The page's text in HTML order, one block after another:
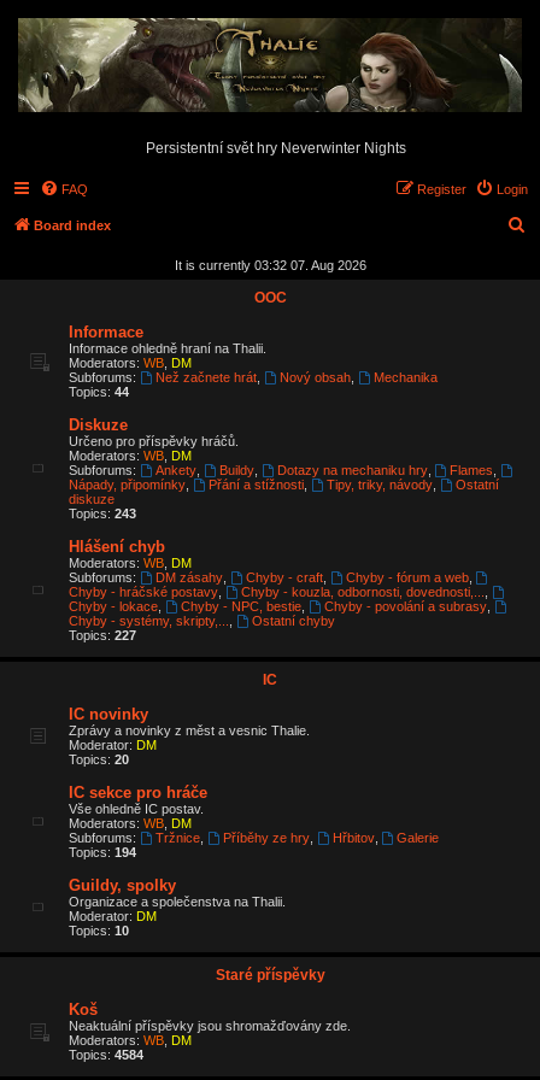
Persistentní svět hry Neverwinter Nights
FAQ Login
Register
Board index
a
It is currently 03:32 07. Aug 2026
OOC
Informace
Informace ohledně hraní na Thalii.
Moderators: WB DM
Subforums:
Než začnete hrát, Nový obsah,
Mechanika
Topics: 44
Diskuze
Určeno pro příspěvky hráčů.
Moderators: WB DM
Subforums:
Ankety, Buildy, Dotazy na mechaniku hry, Flames
Nápady, připomínky
Přání a stížnosti, Tipy, triky, návody,
Ostatní
diskuze
Topics: 243
Hlášení chyb
Moderators: WB DM
Subforums:
DM zásahy, Chyby - craft, Chyby - fórum a web,
Chyby - hráčské postavy
Chyby - kouzla, odbornosti, dovednosti,...
Chyby - lokace
Chyby - NPC, bestie, Chyby - povolání a subrasy,
Chyby - systémy, skripty,...
Ostatní chyby
Topics: 227
IC
IC novinky
Zprávy a novinky z měst a vesnic Thalie.
Moderator: DM
Topics: 20
IC sekce pro hráče
Vše ohledně IC postav.
Moderators: WB DM
Subforums:
Tržnice, Příběhy ze hry, Hřbitov,
Galerie
Topics: 194
Guildy, spolky
Organizace a společenstva na Thalii.
Moderator: DM
Topics: 10
Staré příspěvky
Koš
Neaktuální příspěvky jsou shromažďovány zde.
Moderators: WB DM
Topics: 4584